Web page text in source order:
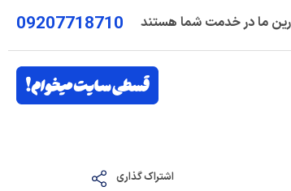
ما در خدمت شما هستند 09207718710
اشتراک گذاری